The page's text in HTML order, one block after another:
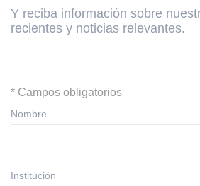
Y reciba información sobre
recientes y noticias relevantes.
* Campos obligatorios
Nombre
Institución